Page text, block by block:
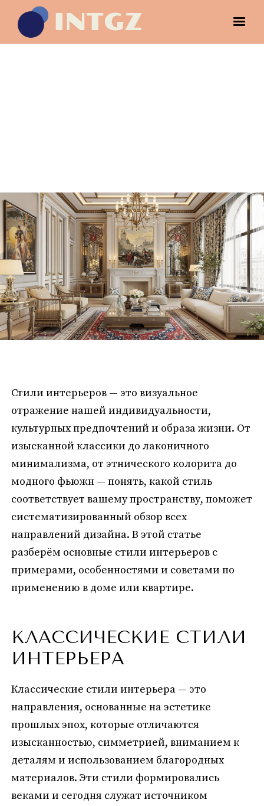
Стили интерьеров — это визуальное
отражение нашей индивидуальности,
культурных предпочтений и образа жизни. От
изысканной классики до лаконичного
минимализма, от этнического колорита до
модного фьюжн — понять, какой стиль
соответствует вашему пространству, поможет
систематизированный обзор всех
направлений дизайна. В этой статье
разберём основные стили интерьеров с
примерами, особенностями и советами по
применению в доме или квартире.
КЛАССИЧЕСКИЕ СТИЛИ
ИНТЕРЬЕРА
Классические стили интерьера — это
направления, основанные на эстетике
прошлых эпох, которые отличаются
изысканностью, симметрией, вниманием к
деталям и использованием благородных
материалов. Эти стили формировались
веками и сегодня служат источником